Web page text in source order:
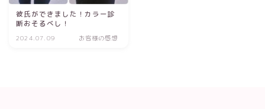
彼氏ができました！カラー診
断おそるべし！
2024.07.09 お客様の感想